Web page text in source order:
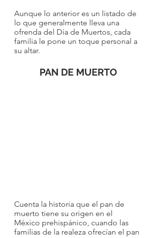
Aunque lo anterior es un listado de
lo que generalmente lleva una
ofrenda del Día de Muertos, cada
familia le pone un toque personal a
su altar.
PAN DE MUERTO
Cuenta la historia que el pan de
muerto tiene su origen en el
México prehispánico, cuando las
familias de la realeza ofrecían el pan